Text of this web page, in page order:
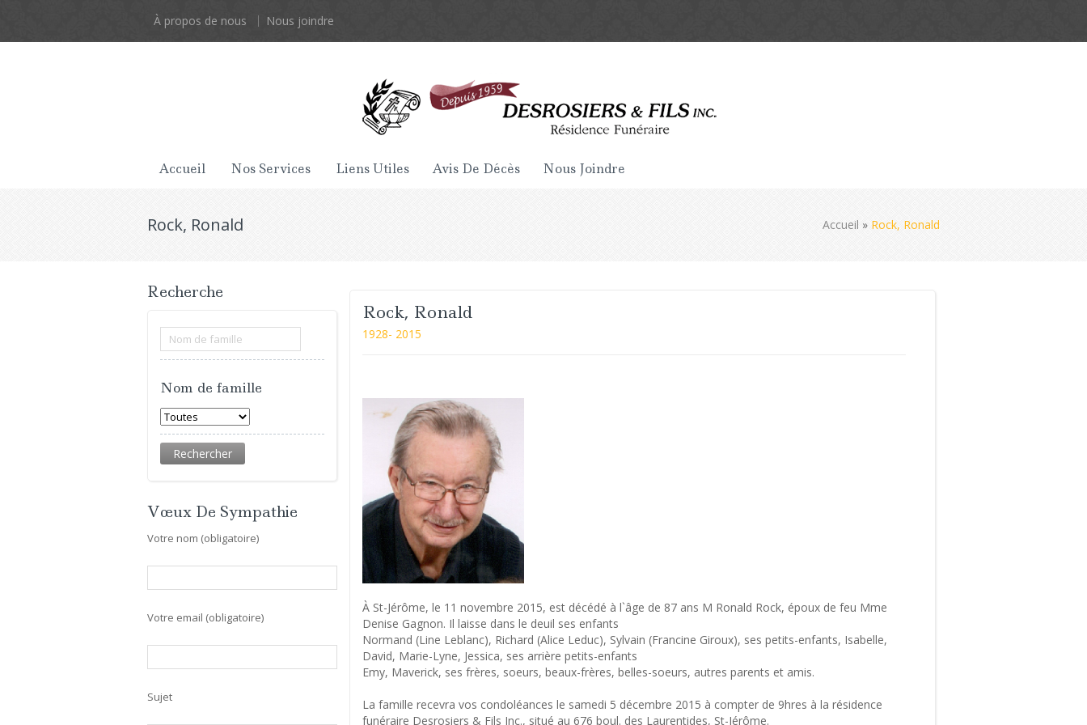
À propos de nous Nous joindre
Accueil Nos Services Liens Utiles Avis De Décès Nous Joindre
Rock, Ronald Accueil » Rock, Ronald
Rock, Ronald
1928- 2015
À St-Jérôme, le 11 novembre 2015, est décédé à l`âge de 87 ans M Ronald Rock, époux de feu Mme
Denise Gagnon. Il laisse dans le deuil ses enfants
Normand (Line Leblanc), Richard (Alice Leduc), Sylvain (Francine Giroux), ses petits-enfants, Isabelle,
David, Marie-Lyne, Jessica, ses arrière petits-enfants
Emy, Maverick, ses frères, soeurs, beaux-frères, belles-soeurs, autres parents et amis.
La famille recevra vos condoléances le samedi 5 décembre 2015 à compter de 9hres à la résidence
funéraire Desrosiers & Fils Inc., situé au 676 boul. des Laurentides, St-Jérôme.
Recherche
Nom de famille
Vœux De Sympathie
Votre nom (obligatoire)
Votre email (obligatoire)
Sujet